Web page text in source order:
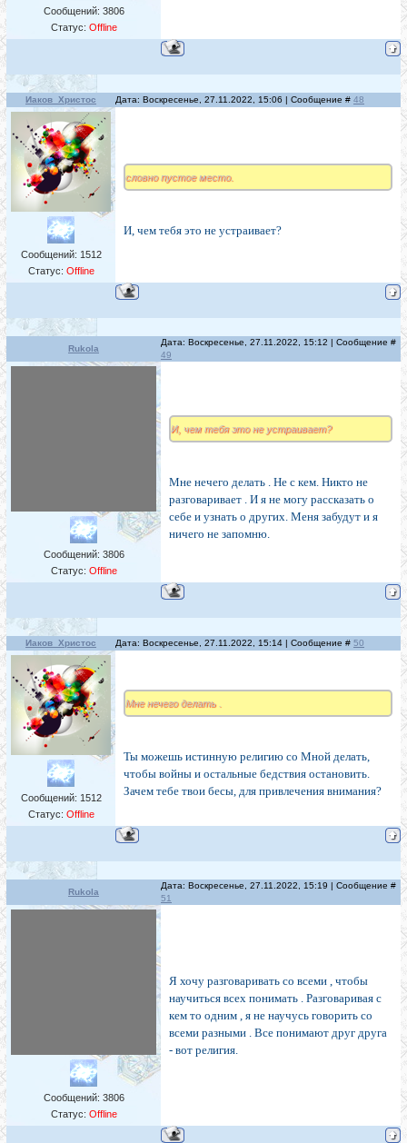
Сообщений: 3806
Статус: Offline
Иаков_Христос Дата: Воскресенье, 27.11.2022, 15:06 | Сообщение # 48
Сообщений: 1512
Статус: Offline
словно пустое место.
И, чем тебя это не устраивает?
Rukola
Дата: Воскресенье, 27.11.2022, 15:12 | Сообщение #
49
Сообщений: 3806
Статус: Offline
И, чем тебя это не устраивает?
Мне нечего делать . Не с кем. Никто не
разговаривает . И я не могу рассказать о
себе и узнать о других. Меня забудут и я
ничего не запомню.
Иаков_Христос Дата: Воскресенье, 27.11.2022, 15:14 | Сообщение # 50
Сообщений: 1512
Статус: Offline
Мне нечего делать .
Ты можешь истинную религию со Мной делать,
чтобы войны и остальные бедствия остановить.
Зачем тебе твои бесы, для привлечения внимания?
Rukola
Дата: Воскресенье, 27.11.2022, 15:19 | Сообщение #
51
Сообщений: 3806
Статус: Offline
Я хочу разговаривать со всеми , чтобы
научиться всех понимать . Разговаривая с
кем то одним , я не научусь говорить со
всеми разными . Все понимают друг друга
- вот религия.